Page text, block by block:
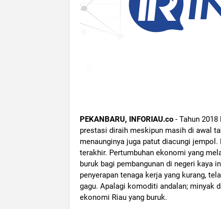
PEKANBARU, INFORIAU.co - Tahun
prestasi diraih meskipun masih di awal
menaunginya juga patut diacungi
terakhir. Pertumbuhan ekonomi yang
buruk bagi pembangunan di negeri kaya
penyerapan tenaga kerja yang kurang,
gagu. Apalagi komoditi andalan; minyak
ekonomi Riau yang buruk.